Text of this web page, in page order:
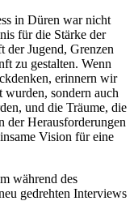
in Düren war nicht
für die Stärke der
der Jugend, Grenzen
zu gestalten. Wenn
erinnern wir
wurden, sondern auch
und die Träume, die
der Herausforderungen
Vision für eine
während des
gedrehten Interviews